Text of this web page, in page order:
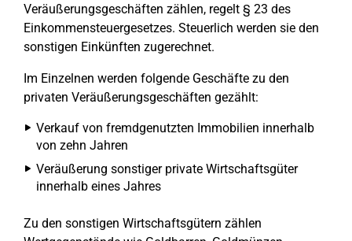
Veräußerungsgeschäften zählen, regelt § 23 des
Einkommensteuergesetzes. Steuerlich werden sie den
sonstigen Einkünften zugerechnet.
Im Einzelnen werden folgende Geschäfte zu den
privaten Veräußerungsgeschäften gezählt:
Verkauf von fremdgenutzten Immobilien innerhalb
von zehn Jahren
Veräußerung sonstiger private Wirtschaftsgüter
innerhalb eines Jahres
Zu den sonstigen Wirtschaftsgütern zählen